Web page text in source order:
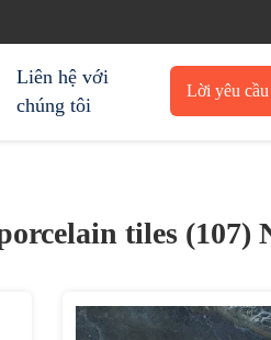
Liên hệ với
chúng tôi
Lời yêu
tiles (107)